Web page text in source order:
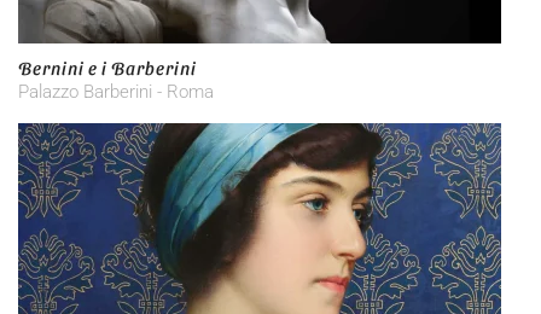
Bernini e i Barberini
Palazzo Barberini - Roma